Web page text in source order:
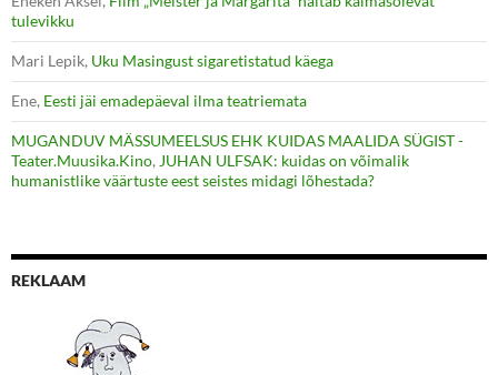
tulevikku
Mari Lepik, Uku Masingust sigaretistatud käega
Ene, Eesti jäi emadepäeval ilma teatriemata
MUGANDUV MÄSSUMEELSUS EHK KUIDAS MAALIDA SÜGIST -
Teater.Muusika.Kino, JUHAN ULFSAK: kuidas on võimalik
humanistlike väärtuste eest seistes midagi lõhestada?
REKLAAM